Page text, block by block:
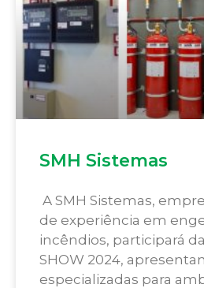
SMH Sistemas
A SMH Sistemas,
de experiência em
incêndios, participará da
SHOW 2024,
especializadas para